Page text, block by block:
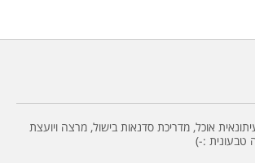
אוכל, מדריכת סדנאות בישול, מרצה ויועצת
טבעונית :-)